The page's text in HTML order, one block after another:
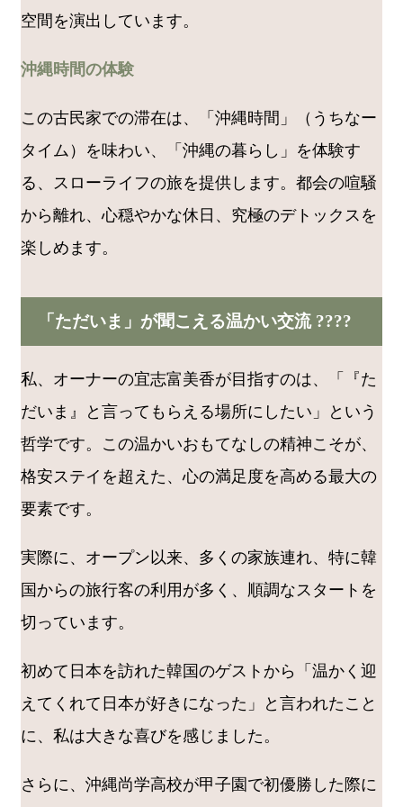
空間を演出しています。
沖縄時間の体験
この古民家での滞在は、「沖縄時間」（うちなー
タイム）を味わい、「沖縄の暮らし」を体験す
る、スローライフの旅を提供します。都会の喧騒
から離れ、心穏やかな休日、究極のデトックスを
楽しめます。
「ただいま」が聞こえる温かい交流 ????
私、オーナーの宜志富美香が目指すのは、「『た
だいま』と言ってもらえる場所にしたい」という
哲学です。この温かいおもてなしの精神こそが、
格安ステイを超えた、心の満足度を高める最大の
要素です。
実際に、オープン以来、多くの家族連れ、特に韓
国からの旅行客の利用が多く、順調なスタートを
切っています。
初めて日本を訪れた韓国のゲストから「温かく迎
えてくれて日本が好きになった」と言われたこと
に、私は大きな喜びを感じました。
さらに、沖縄尚学高校が甲子園で初優勝した際に